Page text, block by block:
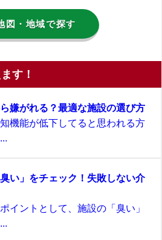
図・地域で探す
す！
嫌がれる？最適な施設の選び方
機能が低下してると思われる方
い」をチェック！失敗しない介
イントとして、施設の「臭い」